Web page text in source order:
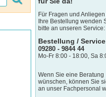
Für Fragen und
Ihre Bestellung wenden
bitte an unseren Service:
Bestellung / Service
09280 - 9844 44
Mo-Fr 8:00 - 18:00, Sa
Wenn Sie eine Beratung
wünschen, können Sie
an unser Fachpersonal